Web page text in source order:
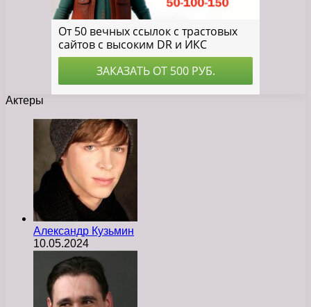
Актеры
Александр Кузьмин
10.05.2024